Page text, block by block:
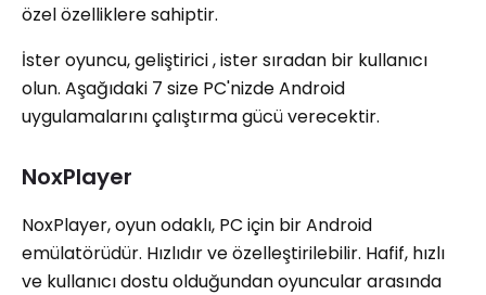
özel özelliklere sahiptir.
İster oyuncu, geliştirici , ister sıradan bir kullanıcı
olun. Aşağıdaki 7 size PC'nizde Android
uygulamalarını çalıştırma gücü verecektir.
NoxPlayer
NoxPlayer, oyun odaklı, PC için bir Android
emülatörüdür. Hızlıdır ve özelleştirilebilir. Hafif, hızlı
ve kullanıcı dostu olduğundan oyuncular arasında